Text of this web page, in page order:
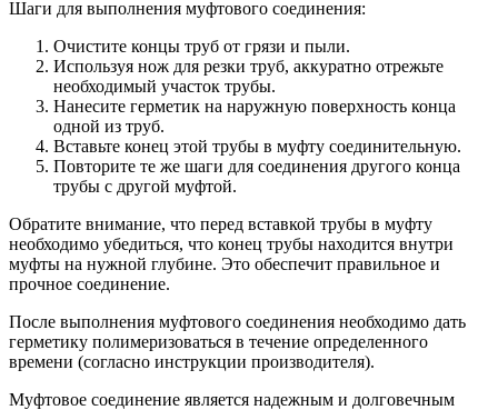
Шаги для выполнения муфтового соединения:
Очистите концы труб от грязи и пыли.
Используя нож для резки труб, аккуратно отрежьте
необходимый участок трубы.
Нанесите герметик на наружную поверхность конца
одной из труб.
Вставьте конец этой трубы в муфту соединительную.
Повторите те же шаги для соединения другого конца
трубы с другой муфтой.
Обратите внимание, что перед вставкой трубы в муфту
необходимо убедиться, что конец трубы находится внутри
муфты на нужной глубине. Это обеспечит правильное и
прочное соединение.
После выполнения муфтового соединения необходимо дать
герметику полимеризоваться в течение определенного
времени (согласно инструкции производителя).
Муфтовое соединение является надежным и долговечным